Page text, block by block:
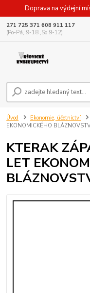
Doprava na výdejní
271 725 371 608 911 117
(Po-Pá, 9-18 ,So 9-12)
Úvod Ekonomie, účetnictví
EKONOMICKÉHO
KTERAK
LET